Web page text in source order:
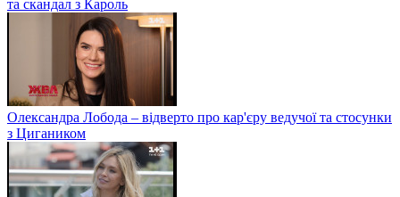
та скандал з Кароль
Олександра Лобода – відверто про кар'єру ведучої та стосунки
з Цигаником